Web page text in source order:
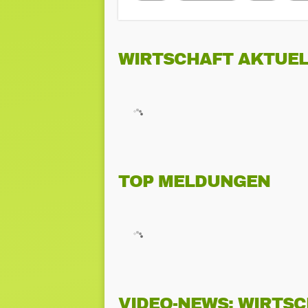
WIRTSCHAFT
TOP MELDUNGEN